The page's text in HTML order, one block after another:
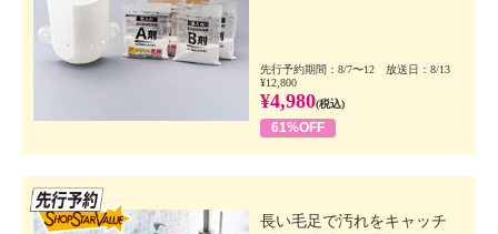
先行予約期間：8/7〜12 放送日：8/13
¥12,800
¥4,980(税込)
61%OFF
長い毛足で汚れをキャッチ